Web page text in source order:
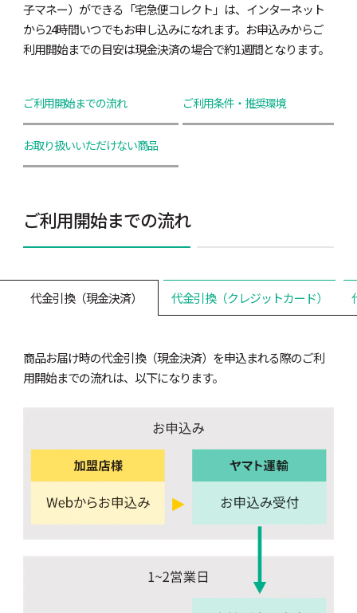
子マネー）ができる「宅急便コレクト」は、インターネット
から24時間いつでもお申し込みになれます。お申込みからご
利用開始までの目安は現金決済の場合で約1週間となります。
ご利用開始までの流れ ご利用条件・推奨環境
お取り扱いいただけない商品
ご利用開始までの流れ
代金引換（現金決済） 代金引換（クレジットカード）
商品お届け時の代金引換（現金決済）を申込まれる際のご利
用開始までの流れは、以下になります。